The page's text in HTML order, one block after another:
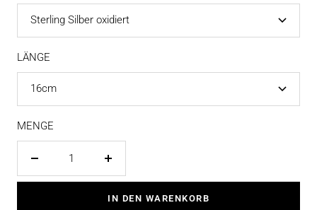
Sterling Silber oxidiert
LÄNGE
16cm
MENGE
verringern
Menge
erhöhen
IN DEN WARENKORB